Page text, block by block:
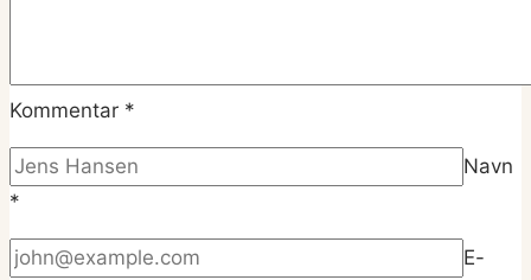
Kommentar *
Navn
*
E-